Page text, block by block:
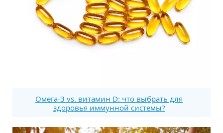
Омега-3 vs. витамин D: что выбрать для
здоровья иммунной системы?